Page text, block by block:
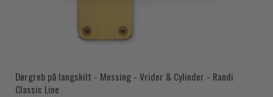
Dørgreb på langskilt - Messing - Vrider & Cylinder - Randi
Classic Line